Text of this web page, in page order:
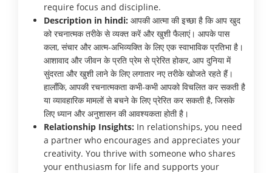
require focus and discipline.
Description in hindi: आपकी आत्मा की इच्छा है कि आप खुद
को रचनात्मक तरीके से व्यक्त करें और खुशी फैलाएं। आपके पास
कला, संचार और आत्म-अभिव्यक्ति के लिए एक स्वाभाविक प्रतिभा है।
आशावाद और जीवन के प्रति प्रेम से प्रेरित होकर, आप दुनिया में
सुंदरता और खुशी लाने के लिए लगातार नए तरीके खोजते रहते हैं।
हालाँकि, आपकी रचनात्मकता कभी-कभी आपको विचलित कर सकती है
या व्यावहारिक मामलों से बचने के लिए प्रेरित कर सकती है, जिसके
लिए ध्यान और अनुशासन की आवश्यकता होती है।
Relationship Insights: In relationships, you need
a partner who encourages and appreciates your
creativity. You thrive with someone who shares
your enthusiasm for life and supports your